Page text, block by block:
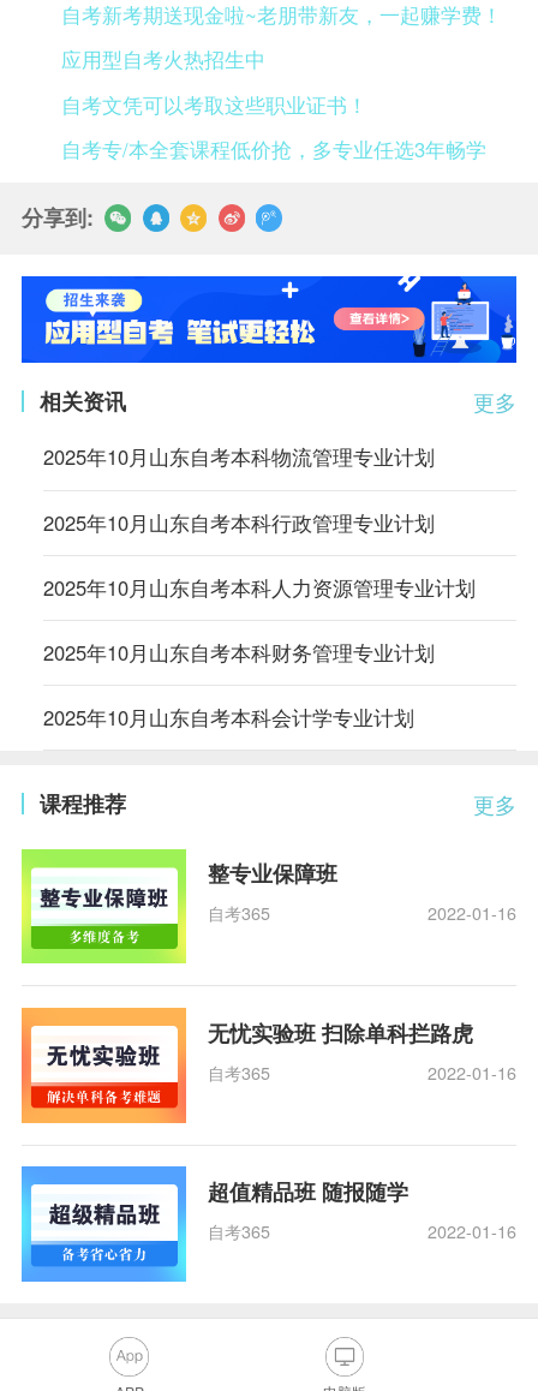
自考新考期送现金啦~老朋带新友，一起赚学费！
应用型自考火热招生中
自考文凭可以考取这些职业证书！
自考专/本全套课程低价抢，多专业任选3年畅学
分享到:
更多
相关资讯
2025年10月山东自考本科物流管理专业计划
2025年10月山东自考本科行政管理专业计划
2025年10月山东自考本科人力资源管理专业计划
2025年10月山东自考本科财务管理专业计划
2025年10月山东自考本科会计学专业计划
更多
课程推荐
整专业保障班
自考365 2022-01-16
无忧实验班 扫除单科拦路虎
自考365 2022-01-16
超值精品班 随报随学
自考365 2022-01-16